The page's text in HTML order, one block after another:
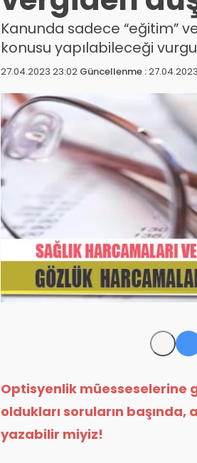
Kanunda sadece “eğitim”
konusu yapılabileceği
27.04.2023 23:02 Güncellenme :
Optisyenlik müesseselerine
oldukları soruların
yazabilir miyiz!